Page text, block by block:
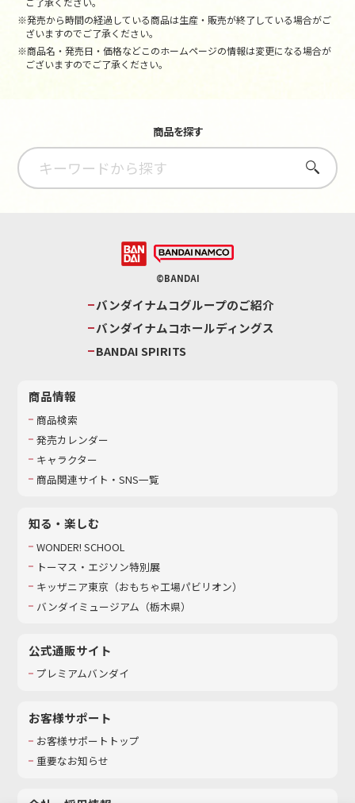
※発売から時間の経過している商品は生産・販売が終了している場合がご
ざいますのでご了承ください。
※商品名・発売日・価格などこのホームページの情報は変更になる場合が
ございますのでご了承ください。
商品を探す
さがす
©BANDAI
バンダイナムコグループのご紹介
バンダイナムコホールディングス
BANDAI SPIRITS
商品情報
商品検索
発売カレンダー
キャラクター
商品関連サイト・SNS一覧
知る・楽しむ
WONDER! SCHOOL
トーマス・エジソン特別展
キッザニア東京（おもちゃ工場パビリオン）​
バンダイミュージアム（栃木県）
公式通販サイト
プレミアムバンダイ
お客様サポート
お客様サポートトップ
重要なお知らせ